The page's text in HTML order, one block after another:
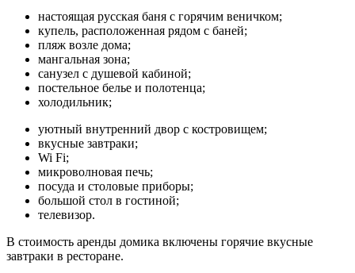
настоящая русская баня с горячим веничком;
купель, расположенная рядом с баней;
пляж возле дома;
мангальная зона;
санузел с душевой кабиной;
постельное белье и полотенца;
холодильник;
уютный внутренний двор с костровищем;
вкусные завтраки;
Wi Fi;
микроволновая печь;
посуда и столовые приборы;
большой стол в гостиной;
телевизор.
В стоимость аренды домика включены горячие вкусные
завтраки в ресторане.